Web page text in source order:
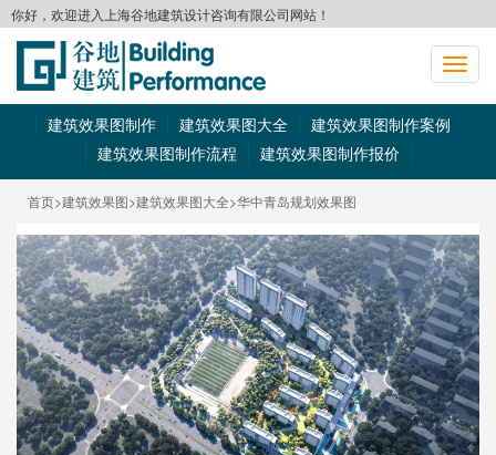
你好，欢迎进入上海谷地建筑设计咨询有限公司网站！
切
换
建筑效果图制作 建筑效果图大全
建筑效果图制作案例
建筑效果图制作流程
建筑效果图制作报价
首页>建筑效果图>建筑效果图大全>华中青岛规划效果图